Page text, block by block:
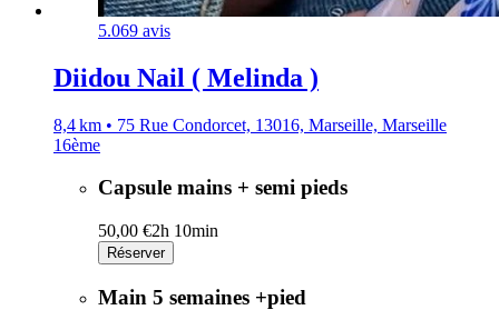
5.069 avis
Diidou Nail ( Melinda )
8,4 km • 75 Rue Condorcet, 13016, Marseille, Marseille
16ème
Capsule mains + semi pieds
50,00 €2h 10min
Réserver
Main 5 semaines +pied